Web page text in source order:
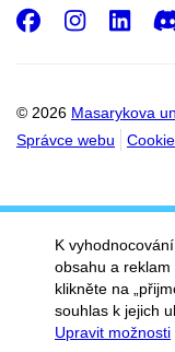
© 2026 Masarykova
Správce webu
K
obsahu a
klikněte na
souhlas k jejich
Upravit možnosti